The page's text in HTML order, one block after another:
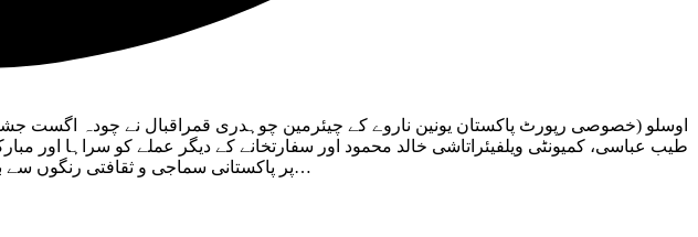
طیب عباسی، کمیونٹی ویلفیئراتاشی خالد محمود اور سفارتخانے کے دیگر عملے کو سراہا اور
پر پاکستانی سماجی و ثقافتی رنگوں سے بھرپور ایک روزہ ثقافتی پروگرام کا انعقاد کیا گیا۔ چوہدری قمراقبال نے پروگرام کے اختتام پر یونین کی پوری…